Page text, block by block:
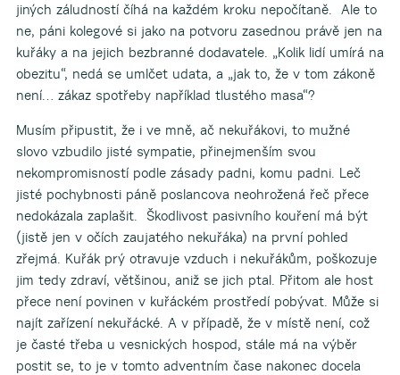
jiných záludností číhá na každém kroku nepočítaně. Ale to
ne, páni kolegové si jako na potvoru zasednou právě jen na
kuřáky a na jejich bezbranné dodavatele. „Kolik lidí umírá na
obezitu“, nedá se umlčet udata, a „jak to, že v tom zákoně
není… zákaz spotřeby například tlustého masa“?
Musím připustit, že i ve mně, ač nekuřákovi, to mužné
slovo vzbudilo jisté sympatie, přinejmenším svou
nekompromisností podle zásady padni, komu padni. Leč
jisté pochybnosti páně poslancova neohrožená řeč přece
nedokázala zaplašit. Škodlivost pasivního kouření má být
(jistě jen v očích zaujatého nekuřáka) na první pohled
zřejmá. Kuřák prý otravuje vzduch i nekuřákům, poškozuje
jim tedy zdraví, většinou, aniž se jich ptal. Přitom ale host
přece není povinen v kuřáckém prostředí pobývat. Může si
najít zařízení nekuřácké. A v případě, že v místě není, což
je časté třeba u vesnických hospod, stále má na výběr
postit se, to je v tomto adventním čase nakonec docela